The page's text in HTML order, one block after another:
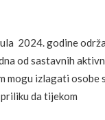
2024. godine
od sastavnih
mogu izlagati osobe
da tijekom